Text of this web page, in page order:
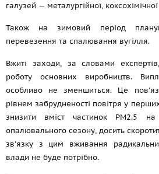
галузей — металургійної,
Також на зимовий період
перевезення та спалювання вугілля.
Вжиті заходи, за словами
роботу основних виробництв.
особливо не зменшиться. Це
рівнем забрудненості повітря у
знизити вміст частинок РМ2.5
опалювального сезону, досить
зв'язку з цим вживання
влади не буде потрібно.